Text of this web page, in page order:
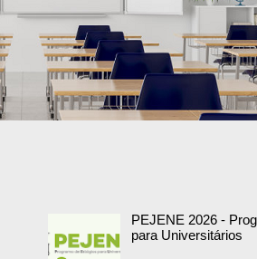
PEJENE 2026 -
para Universitários